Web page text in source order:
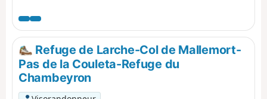
Refuge de Larche-Col de Mallemort-
Pas de la Couleta-Refuge du
Chambeyron